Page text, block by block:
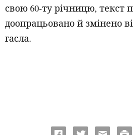
свою 60-ту річницю, текст
доопрацьовано й змінено
гасла.